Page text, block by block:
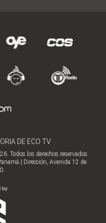
DE ECO TV
Todos los derechos reservados
| Dirección, Avenida 12 de